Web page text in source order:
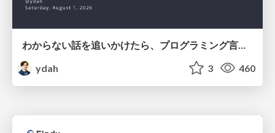
ydah
3 460